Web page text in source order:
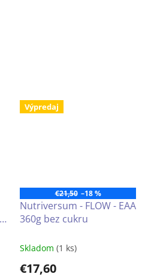
Výpredaj
€21,50 –18 %
Nutriversum - FLOW - EAA
360g bez cukru
Skladom (1 ks)
€17,60